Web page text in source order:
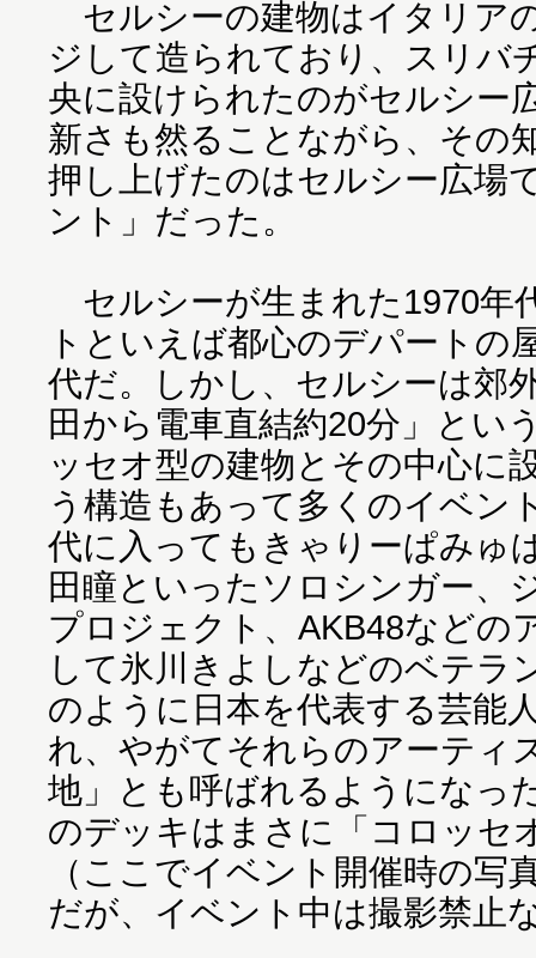
セルシーの建物はイタリア
ジして造られており、スリバ
央に設けられたのがセルシー
新さも然ることながら、その
押し上げたのはセルシー広場
ント」だった。
セルシーが生まれた1970年
トといえば都心のデパートの
代だ。しかし、セルシーは郊
田から電車直結約20分」とい
ッセオ型の建物とその中心に
う構造もあって多くのイベン
代に入ってもきゃりーぱみゅ
田瞳といったソロシンガー、
プロジェクト、AKB48などの
して氷川きよしなどのベテラ
のように日本を代表する芸能
れ、やがてそれらのアーティ
地」とも呼ばれるようになっ
のデッキはまさに「コロッセ
（ここでイベント開催時の写
だが、イベント中は撮影禁止